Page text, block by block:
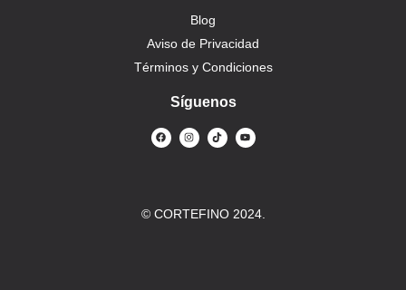
Blog
Aviso de Privacidad
Términos y Condiciones
Síguenos
© CORTEFINO 2024.